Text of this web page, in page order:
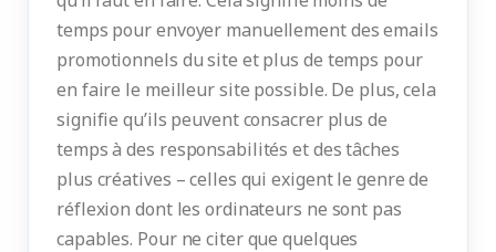
temps pour envoyer manuellement des emails
promotionnels du site et plus de temps pour
en faire le meilleur site possible. De plus, cela
signifie qu’ils peuvent consacrer plus de
temps à des responsabilités et des tâches
plus créatives – celles qui exigent le genre de
réflexion dont les ordinateurs ne sont pas
capables. Pour ne citer que quelques